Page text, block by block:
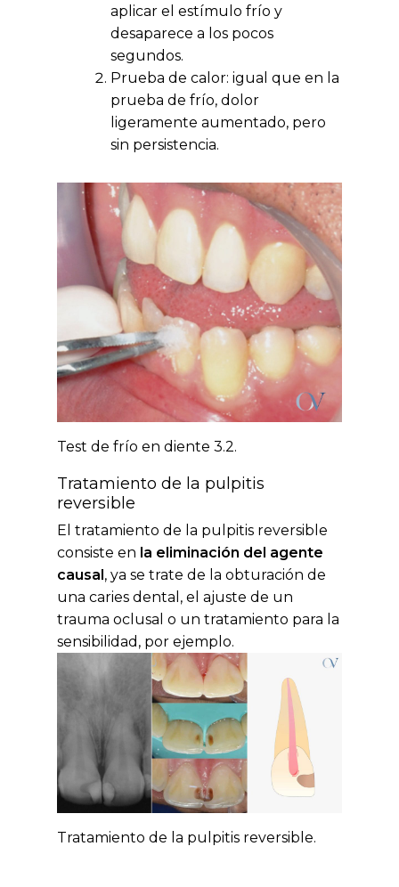
aplicar el estímulo frío y
desaparece a los pocos
segundos.
Prueba de calor: igual que en la
prueba de frío, dolor
ligeramente aumentado, pero
sin persistencia.
Test de frío en diente 3.2.
Tratamiento de la pulpitis
reversible
El tratamiento de la pulpitis reversible
consiste en la eliminación del agente
causal, ya se trate de la obturación de
una caries dental, el ajuste de un
trauma oclusal o un tratamiento para la
sensibilidad, por ejemplo.
Tratamiento de la pulpitis reversible.